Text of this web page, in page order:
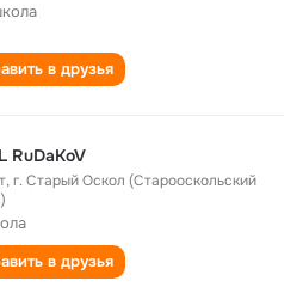
в друзья
RuDaKoV
,г. Старый Оскол (Старооскольский
в друзья